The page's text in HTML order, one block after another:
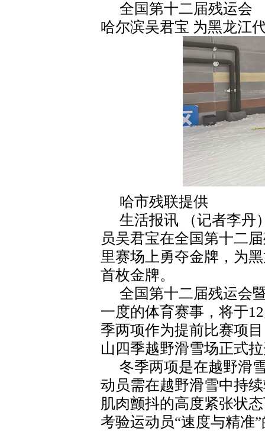
全国第十二届残运会
哈尔滨吴君宝 为黑龙江
哈市残联提供
生活报讯 （记者李丹
员吴君宝在全国第十二
里赛场上勇夺金牌，为
首枚金牌。
全国第十二届残运会
一度的体育赛事，将于
季两项作为提前比赛项
山四季越野滑雪场正式
冬季两项是在越野滑
动员需在越野滑雪中持
肌肉颤抖的高度紧张状
考验运动员“速度与精准